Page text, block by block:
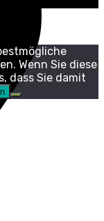
Wenn Sie diese
dass Sie damit